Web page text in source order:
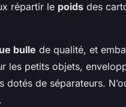
répartir le poids des
bulle de qualité, et
les petits objets,
de séparateurs.
.